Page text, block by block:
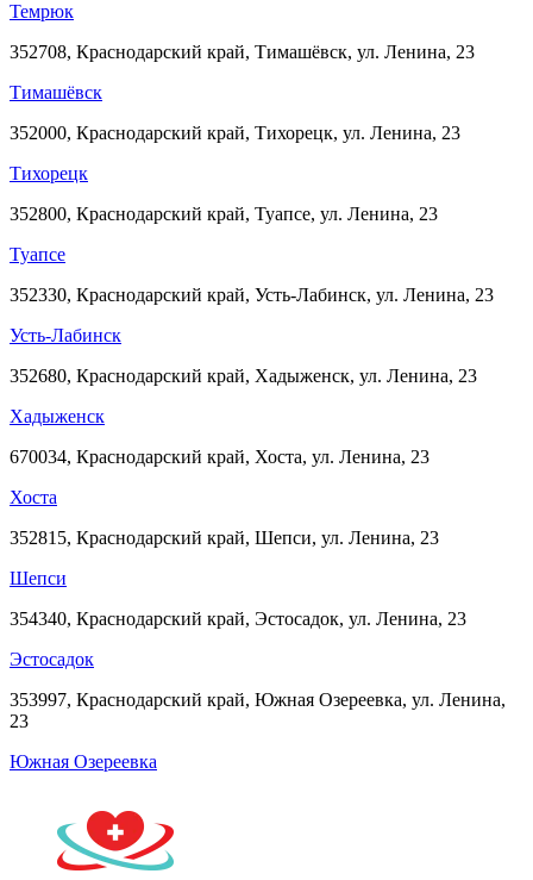
Темрюк
352708, Краснодарский край, Тимашёвск, ул. Ленина, 23
Тимашёвск
352000, Краснодарский край, Тихорецк, ул. Ленина, 23
Тихорецк
352800, Краснодарский край, Туапсе, ул. Ленина, 23
Туапсе
352330, Краснодарский край, Усть-Лабинск, ул. Ленина, 23
Усть-Лабинск
352680, Краснодарский край, Хадыженск, ул. Ленина, 23
Хадыженск
670034, Краснодарский край, Хоста, ул. Ленина, 23
Хоста
352815, Краснодарский край, Шепси, ул. Ленина, 23
Шепси
354340, Краснодарский край, Эстосадок, ул. Ленина, 23
Эстосадок
353997, Краснодарский край, Южная Озереевка, ул. Ленина,
23
Южная Озереевка